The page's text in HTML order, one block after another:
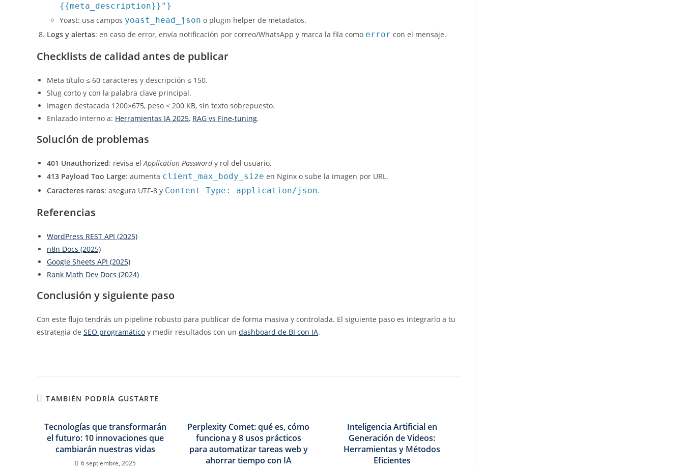
{{meta_description}}"}
Yoast: usa campos yoast_head_json o plugin helper de metadatos.
Logs y alertas: en caso de error, envía notificación por correo/WhatsApp y marca la fila como error con el mensaje.
Checklists de calidad antes de publicar
Meta título ≤ 60 caracteres y descripción ≤ 150.
Slug corto y con la palabra clave principal.
Imagen destacada 1200×675, peso < 200 KB, sin texto sobrepuesto.
Enlazado interno a: Herramientas IA 2025, RAG vs Fine‑tuning.
Solución de problemas
401 Unauthorized: revisa el Application Passwordy rol del usuario.
413 Payload Too Large: aumenta client_max_body_size en Nginx o sube la imagen por URL.
Caracteres raros: asegura UTF‑8 y Content-Type: application/json.
Referencias
WordPress REST API (2025)
n8n Docs (2025)
Google Sheets API (2025)
Rank Math Dev Docs (2024)
Conclusión y siguiente paso
Con este flujo tendrás un pipeline robusto para publicar de forma masiva y controlada. El siguiente paso es integrarlo a tu
estrategia de SEO programático y medir resultados con un dashboard de BI con IA.
TAMBIÉN PODRÍA GUSTARTE
Tecnologías que transformarán
el futuro: 10 innovaciones que
cambiarán nuestras vidas
6 septiembre, 2025
Perplexity Comet: qué es, cómo
funciona y 8 usos prácticos
para automatizar tareas web y
ahorrar tiempo con IA
Inteligencia Artificial en
Generación de Videos:
Herramientas y Métodos
Eficientes